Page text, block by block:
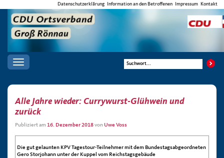
Datenschutzerklärung Information an den Betroffenen Impressum Kontakt
Toggle
navigation
Alle Jahre wieder: Currywurst-Glühwein und
zurück
Publiziert am 16. Dezember 2018von Uwe Voss
Die gut gelaunten KPV Tagestour-Teilnehmer mit dem Bundestagsabgeordneten
Gero Storjohann unter der Kuppel vom Reichstagsgebäude